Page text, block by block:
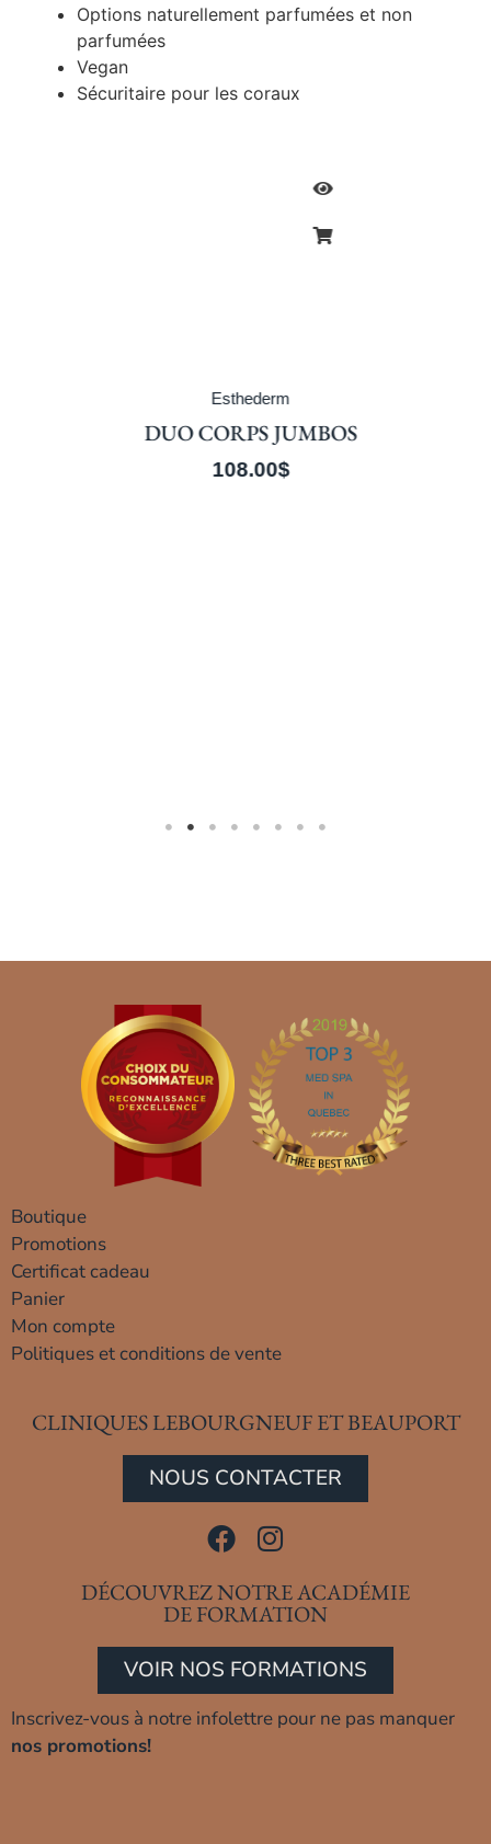
Options naturellement parfumées et non
parfumées
Vegan
Sécuritaire pour les coraux
Boutique
Promotions
Certificat cadeau
Panier
Mon compte
Politiques et conditions de vente
CLINIQUES LEBOURGNEUF ET BEAUPORT
NOUS CONTACTER
DÉCOUVREZ NOTRE ACADÉMIE
DE FORMATION
VOIR NOS FORMATIONS
Inscrivez-vous à notre infolettre pour ne pas manquer
nos promotions!